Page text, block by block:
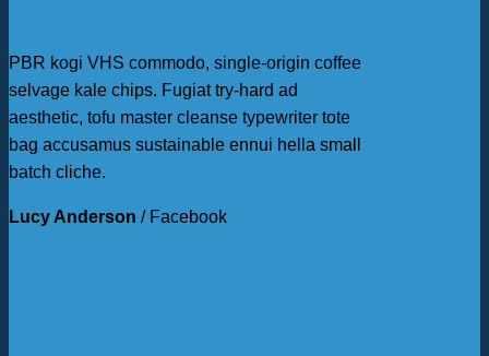
PBR kogi VHS commodo, single-origin coffee
selvage kale chips. Fugiat try-hard ad
aesthetic, tofu master cleanse typewriter tote
bag accusamus sustainable ennui hella small
batch cliche.
Lucy Anderson / Facebook